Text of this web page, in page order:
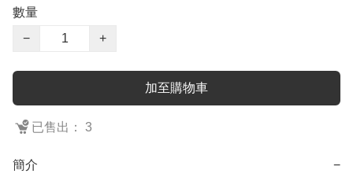
數量
−
+
加至購物車
已售出： 3
簡介 −